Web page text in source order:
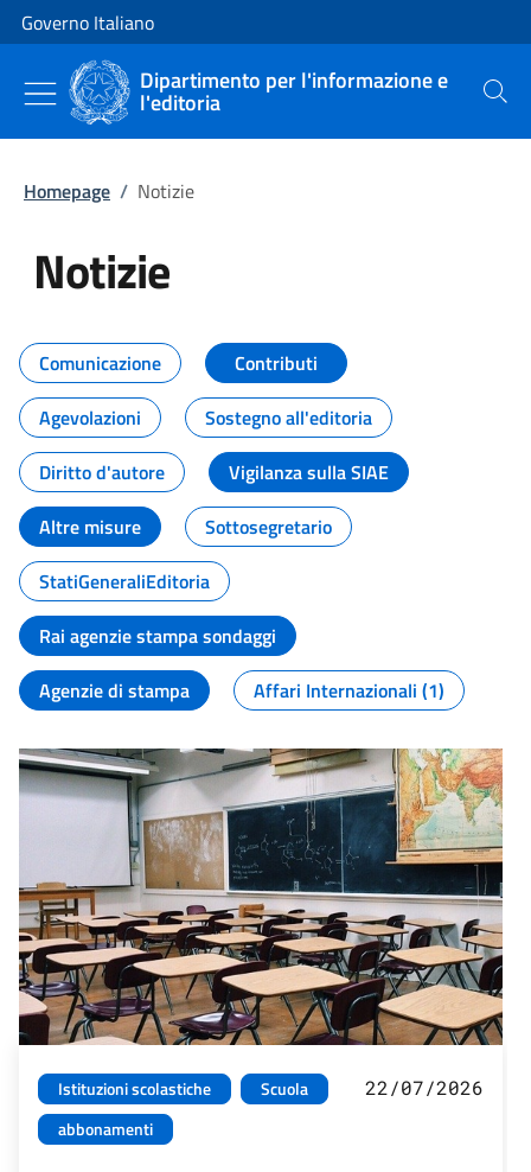
Vai al contenuto
Vai alla navigazione del sito
Governo Italiano
Dipartimento per l'informazione e
l'editoria Cerca
Homepage / Notizie
Notizie
Tutti i contenuti della pagina
Comunicazione
Contributi
Agevolazioni
Sostegno all'editoria
Diritto d'autore
Vigilanza sulla SIAE
Altre misure
Sottosegretario
StatiGeneraliEditoria
Rai agenzie stampa sondaggi
Agenzie di stampa
Affari Internazionali (1)
Istituzioni scolastiche
Scuola
abbonamenti
22/07/2026